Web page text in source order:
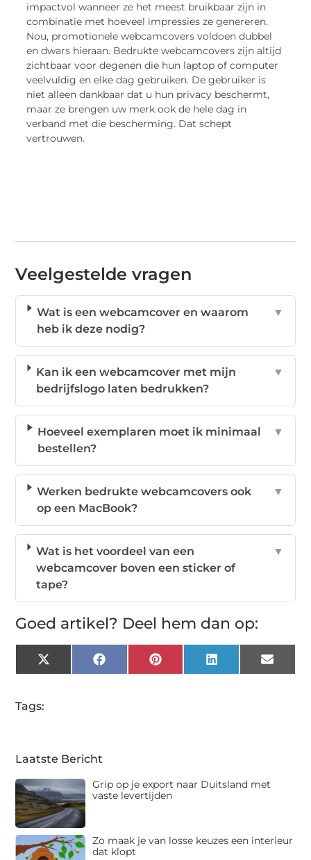
impactvol wanneer ze het meest bruikbaar zijn in
combinatie met hoeveel impressies ze genereren.
Nou, promotionele webcamcovers voldoen dubbel
en dwars hieraan. Bedrukte webcamcovers zijn altijd
zichtbaar voor degenen die hun laptop of computer
veelvuldig en elke dag gebruiken. De gebruiker is
niet alleen dankbaar dat u hun privacy beschermt,
maar ze brengen uw merk ook de hele dag in
verband met die bescherming. Dat schept
vertrouwen.
Veelgestelde vragen
Wat is een webcamcover en waarom
heb ik deze nodig?
▼
Kan ik een webcamcover met mijn
bedrijfslogo laten bedrukken?
▼
Hoeveel exemplaren moet ik minimaal
bestellen?
▼
Werken bedrukte webcamcovers ook
op een MacBook?
▼
Wat is het voordeel van een
webcamcover boven een sticker of
tape?
▼
Goed artikel? Deel hem dan op:
X
(Twitter)
FacebookPinterestLinkedIn Email
Tags:
Laatste Bericht
Grip op je export naar Duitsland met
vaste levertijden
Zo maak je van losse keuzes een interieur
dat klopt